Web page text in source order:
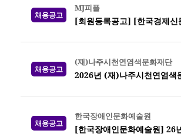
채용공고
MJ피플
[회원등록공고] [한국경제신
채용공고
(재)나주시천연염색문화재단
2026년 (재)나주시천연염색
채용공고
한국장애인문화예술원
[한국장애인문화예술원] 26